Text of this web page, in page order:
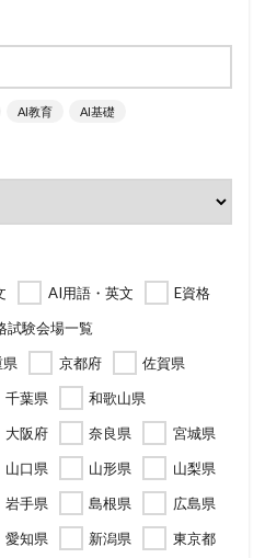
AI教育 AI基礎
AI用語・英文
E資格
試験会場一覧
県 京都府
佐賀県
千葉県
和歌山県
大阪府 奈良県
宮城県
山口県 山形県
山梨県
岩手県 島根県
広島県
愛知県 新潟県 東京都